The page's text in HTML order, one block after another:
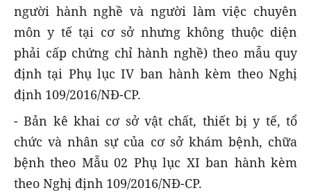
người hành nghề và người làm việc chuyên
môn y tế tại cơ sở nhưng không thuộc diện
phải cấp chứng chỉ hành nghề) theo mẫu quy
định tại Phụ lục IV ban hành kèm theo Nghị
định 109/2016/NĐ-CP.
- Bản kê khai cơ sở vật chất, thiết bị y tế, tổ
chức và nhân sự của cơ sở khám bệnh, chữa
bệnh theo Mẫu 02 Phụ lục XI ban hành kèm
theo Nghị định 109/2016/NĐ-CP.